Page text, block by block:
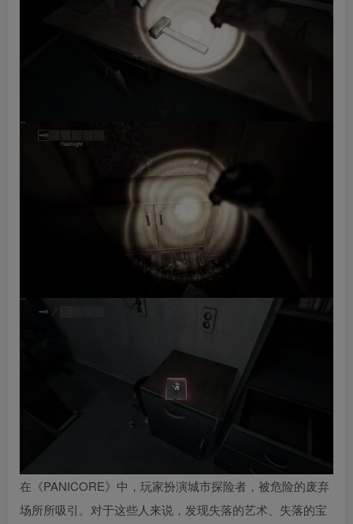
在《PANICORE》中，玩家扮演城市探险者，被危险的废弃
场所所吸引。对于这些人来说，发现失落的艺术、失落的宝